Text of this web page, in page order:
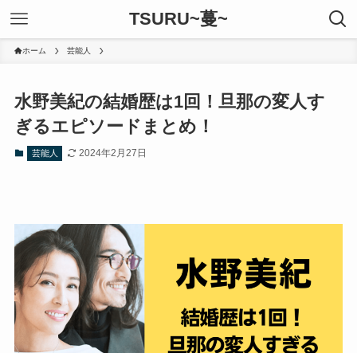
TSURU~蔓~
ホーム 芸能人
水野美紀の結婚歴は1回！旦那の変人す
ぎるエピソードまとめ！
芸能人 2024年2月27日